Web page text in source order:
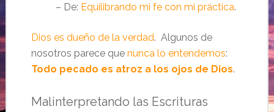
– De: Equilibrando mi fe con mi práctica.
Dios es dueño de la verdad. Algunos de
nosotros parece que nunca lo entendemos:
Todo pecado es atroz a los ojos de Dios.
Malinterpretando las Escrituras